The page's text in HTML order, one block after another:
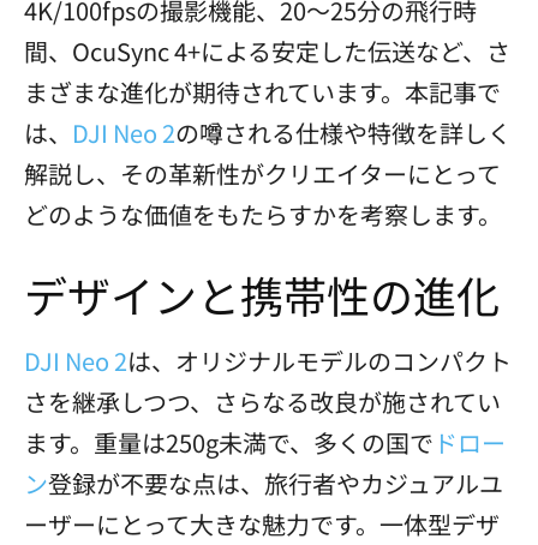
4K/100fpsの撮影機能、20〜25分の飛行時
間、OcuSync 4+による安定した伝送など、さ
まざまな進化が期待されています。本記事で
は、 DJI Neo 2の噂される仕様や特徴を詳しく
解説し、その革新性がクリエイターにとって
どのような価値をもたらすかを考察します。
デザインと携帯性の進化
DJI Neo 2は、オリジナルモデルのコンパクト
さを継承しつつ、さらなる改良が施されてい
ます。重量は250g未満で、多くの国で ドロー
ン登録が不要な点は、旅行者やカジュアルユ
ーザーにとって大きな魅力です。一体型デザ